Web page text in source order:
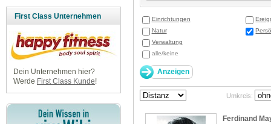
First Class Unternehmen
Dein Unternehmen hier?
Werde First Class Kunde!
Einrichtungen
Natur
Verwaltung
alle/keine
Umkreis:
Ferdinand